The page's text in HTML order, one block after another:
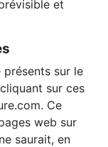
et
sur le
sur ces
Ce
web sur
saurait, en